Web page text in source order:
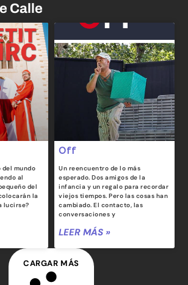
Calle
del mundo
al
del
la
lucirse?
Off
Un reencuentro de lo más
esperado. Dos amigos de la
infancia y un regalo para recordar
viejos tiempos. Pero las cosas han
cambiado. El contacto, las
conversaciones y
LEER MÁS »
CARGAR MÁS